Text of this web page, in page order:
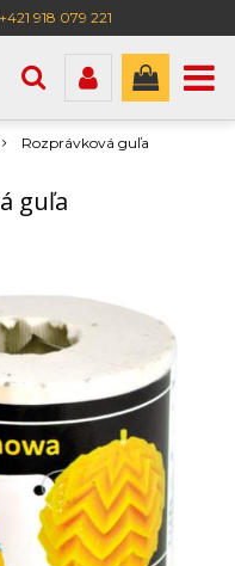
+421 918 079 221
Rozprávková guľa
guľa